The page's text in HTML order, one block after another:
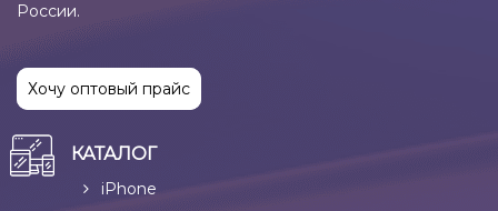
России.
Хочу оптовый прайс
КАТАЛОГ
iPhone